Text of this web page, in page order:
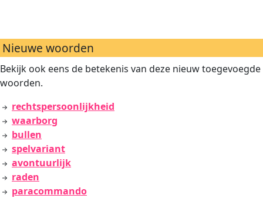
Nieuwe woorden
Bekijk ook eens de betekenis van deze nieuw toegevoegde
woorden.
rechtspersoonlijkheid
waarborg
bullen
spelvariant
avontuurlijk
raden
paracommando